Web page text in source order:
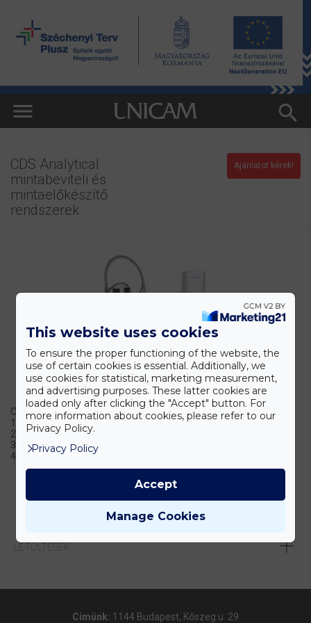
CDS Analytical
mintabeviteli és
mintaelőkészítő
rendszerek
Ajánlatot kérek!
CDS Analytical mintabeviteli és mintaelőkészítő rendszerek:
1. Pyroprobe 5000 analitikai pirolizátor család
2. Termikus deszorber rendszerek és kiegészítők
3. Purge&Trap rendszerek víz és talajmintákhoz
4. Gázanalizátor
LETÖLTÉSEK
Címünk: 1144 Budapest, Kőszeg u. 29
This website uses cookies
To ensure the proper functioning of the website, the
use of certain cookies is essential. Additionally, we
use cookies for statistical, marketing measurement,
and advertising purposes. These latter cookies are
loaded only after clicking the "Accept" button. For
more information about cookies, please refer to our
Privacy Policy.
Privacy Policy
Manage Cookies
Accept